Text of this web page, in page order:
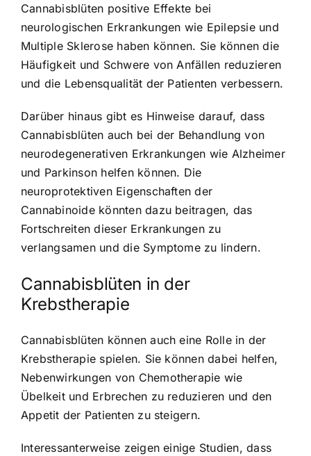
Cannabisblüten positive Effekte bei
neurologischen Erkrankungen wie Epilepsie und
Multiple Sklerose haben können. Sie können die
Häufigkeit und Schwere von Anfällen reduzieren
und die Lebensqualität der Patienten verbessern.
Darüber hinaus gibt es Hinweise darauf, dass
Cannabisblüten auch bei der Behandlung von
neurodegenerativen Erkrankungen wie Alzheimer
und Parkinson helfen können. Die
neuroprotektiven Eigenschaften der
Cannabinoide könnten dazu beitragen, das
Fortschreiten dieser Erkrankungen zu
verlangsamen und die Symptome zu lindern.
Cannabisblüten in der
Krebstherapie
Cannabisblüten können auch eine Rolle in der
Krebstherapie spielen. Sie können dabei helfen,
Nebenwirkungen von Chemotherapie wie
Übelkeit und Erbrechen zu reduzieren und den
Appetit der Patienten zu steigern.
Interessanterweise zeigen einige Studien, dass